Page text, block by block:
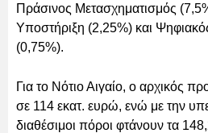
Πράσινος Μετασχηματισμός
Υποστήριξη (2,25%) και
(0,75%).
Για το Νότιο Αιγαίο, ο αρχικός
σε 114 εκατ. ευρώ, ενώ με την
διαθέσιμοι πόροι φτάνουν τα